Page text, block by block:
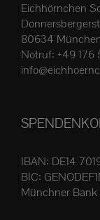
Eichhörnchen
80634
Notruf: +49 176
IBAN: DE14
BIC:
Münchner Bank